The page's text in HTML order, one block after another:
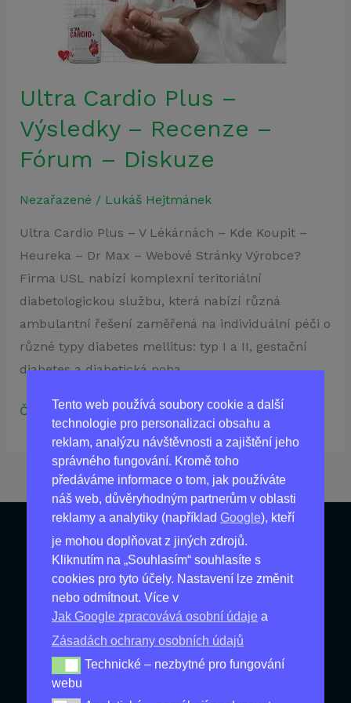
Tento web používá soubory cookie a další
technologie pro personalizaci obsahu a
reklam, analýzu návštěvnosti a zajištění jeho
správného fungování. Kromě toho
předáváme informace o tom, jak používáte
náš web, důvěryhodným partnerům v oblasti
reklamy a analytiky (například Google), kteří
je mohou doplňovat z jiných zdrojů.
Kliknutím na „Souhlasím“ souhlasíte s
cookies pro tyto účely. Nastavení lze změnit
nebo odmítnout. Více v
Jak Google zpracovává osobní údaje a
Zásadách ochrany osobních údajů
Technické – nezbytné pro fungování webu
Technické – nezbytné pro fungování
webu
Ultra Cardio Plus –
Výsledky – Recenze –
Fórum – Diskuze
Nezařazené / Lukáš Hejtmánek
Ultra Cardio Plus – V Lékárnách – Kde Koupit –
Heureka – Dr Max – Webové Stránky Výrobce?
Firma USL nabízí komplexní teritoriální
diabetologickou službu, která nabízí různá
ambulantní řešení zaměřená na individuální péči o
různé typy diabetes mellitus: typ I a II, gestační
diabetes a diabetická noha.
Výsledky
–
Fórum
Diskuze
Číst více »
Produkty
Nejprodávanější
Nové produkty
Nejlevnější